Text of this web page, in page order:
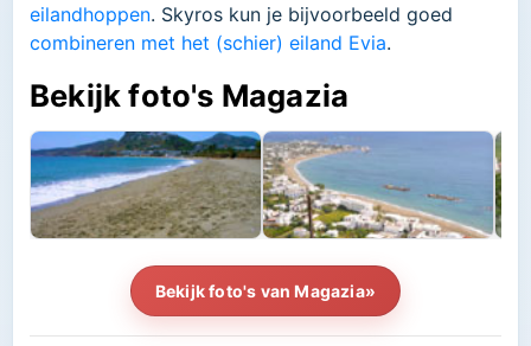
eilandhoppen. Skyros kun je bijvoorbeeld goed
combineren met het (schier) eiland Evia.
Bekijk foto's Magazia
Bekijk foto's van Magazia»